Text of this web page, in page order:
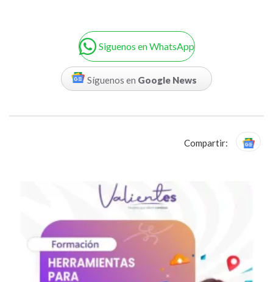
Siguenos en WhatsApp
Síguenos en Google News
Compartir: